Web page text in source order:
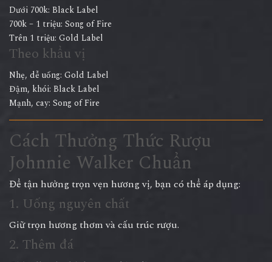
Dưới 700k: Black Label
700k – 1 triệu: Song of Fire
Trên 1 triệu: Gold Label
Theo khẩu vị
Nhẹ, dễ uống: Gold Label
Đậm, khói: Black Label
Mạnh, cay: Song of Fire
Cách Thưởng Thức Rượu
Johnnie Walker Chuẩn
Để tận hưởng trọn vẹn hương vị, bạn có thể áp dụng:
1. Uống nguyên chất
Giữ trọn hương thơm và cấu trúc rượu.
2. Thêm đá